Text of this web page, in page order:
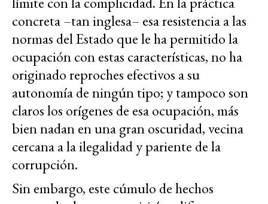
concreta –tan inglesa– esa resistencia a las
normas del Estado que le ha permitido la
ocupación con estas características, no ha
originado reproches efectivos a su
autonomía de ningún tipo; y tampoco son
claros los orígenes de esa ocupación, más
bien nadan en una gran oscuridad, vecina
cercana a la ilegalidad y pariente de la
corrupción.
Sin embargo, este cúmulo de hechos